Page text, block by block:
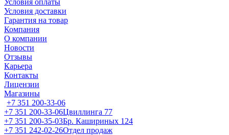
Условия оплаты
Условия доставки
Гарантия на товар
Компания
О компании
Новости
Отзывы
Карьера
Контакты
Лицензии
Магазины
+7 351 200-33-06
+7 351 200-33-06Цвиллинга 77
+7 351 200-35-03Бр. Кашириных 124
+7 351 242-02-26Отдел продаж